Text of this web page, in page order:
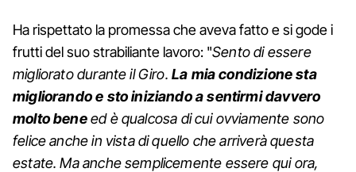
Ha rispettato la promessa che aveva fatto e si gode i
frutti del suo strabiliante lavoro: "Sento di essere
migliorato durante il Giro. La mia condizione sta
migliorando e sto iniziando a sentirmi davvero
molto beneed è qualcosa di cui ovviamente sono
felice anche in vista di quello che arriverà questa
estate. Ma anche semplicemente essere qui ora,